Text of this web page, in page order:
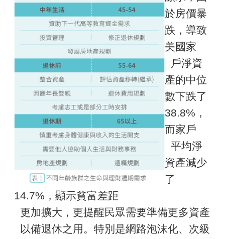
於房價暴
跌，導致
美國家
戶淨資
產的中位
數下跌了
38.8%，
而家戶
平均淨
資產減少
了
14.7%，顯示貧富差距
更加擴大，更提醒民眾需要準備更多資產
以備退休之用。特別是網路泡沫化、次級